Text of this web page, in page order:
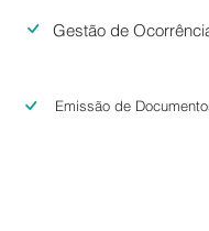
Gestão de
Emissão de